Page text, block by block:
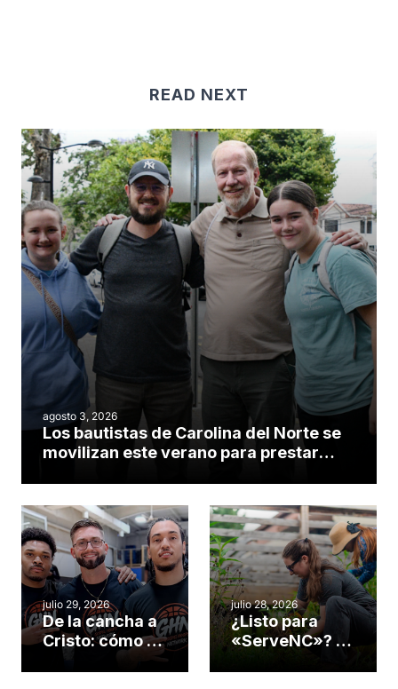
READ NEXT
agosto 3, 2026
Los bautistas de Carolina del Norte se
movilizan este verano para prestar
julio 29, 2026
De la cancha a
Cristo: cómo el
gimnasio de
julio 28, 2026
¿Listo para
«ServeNC»? 4